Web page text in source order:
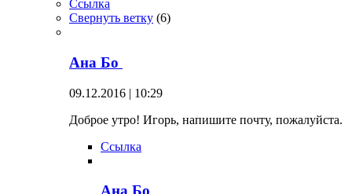
Ссылка
Свернуть ветку (6)
Ана Бо
09.12.2016 | 10:29
Доброе утро! Игорь, напишите почту, пожалуйста.
Ссылка